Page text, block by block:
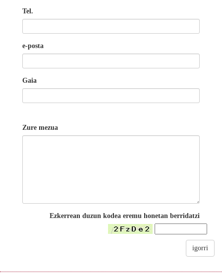
Tel.
e-posta
Gaia
Zure mezua
Ezkerrean duzun kodea eremu honetan berridatzi
igorri